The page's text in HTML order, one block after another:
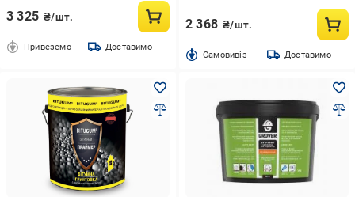
3 325 ₴/шт.
Привеземо Доставимо
2 368 ₴/шт.
Cамовивіз Доставимо